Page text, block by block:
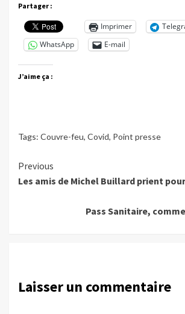
Partager :
Imprimer
WhatsApp
E-mail
J’aime ça :
Tags: Couvre-feu, Covid, Point presse
Continue
Reading
Previous
Les amis de Michel Buillard prient
Pass Sanitaire,
Laisser un commentaire